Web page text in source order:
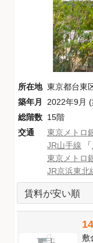
所在地 東京都台東
築年月
2022年9月
総階数 15階
交通
東京メトロ
JR山手線 「
東京メトロ
JR京浜東北
敷